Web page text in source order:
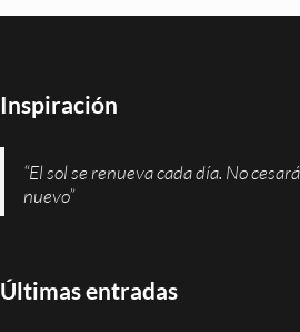
Inspiración
“El sol se renueva cada día. No
nuevo”
Últimas entradas